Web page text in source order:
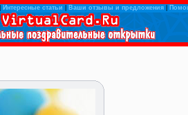
Интересные статьи Ваши отзывы и предложения|